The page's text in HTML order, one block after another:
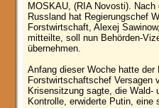
MOSKAU, (RIA Novosti). Nach
Russland hat Regierungschef
Forstwirtschaft, Alexej
mitteilte, soll nun Behörden-
übernehmen.
Anfang dieser Woche hatte der
Forstwirtschaftschef Versagen
Krisensitzung sagte, die Wald-
Kontrolle, erwiderte Putin, eine